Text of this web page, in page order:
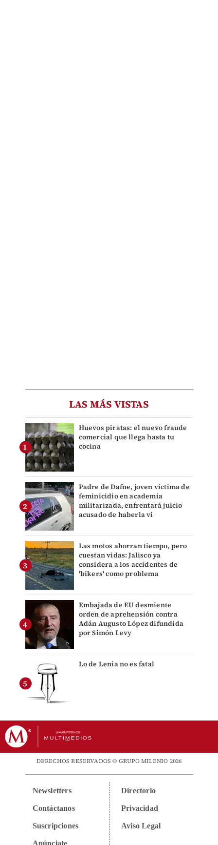
LAS MÁS VISTAS
Huevos piratas: el nuevo fraude
comercial que llega hasta tu
cocina
Padre de Dafne, joven víctima de
feminicidio en academia
militarizada, enfrentará juicio
acusado de haberla vi
Las motos ahorran tiempo, pero
cuestan vidas: Jalisco ya
considera a los accidentes de
'bikers' como problema
Embajada de EU desmiente
orden de aprehensión contra
Adán Augusto López difundida
por Simón Levy
Lo de Lenia no es fatal
DERECHOS RESERVADOS © GRUPO MILENIO 2026
Newsletters
Contáctanos
Suscripciones
Anúnciate
Directorio
Privacidad
Aviso Legal